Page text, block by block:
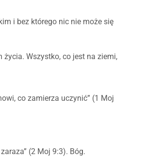
i bez którego nic nie może się
życia. Wszystko, co jest na ziemi,
co zamierza uczynić” (1 Moj
(2 Moj 9:3). Bóg.